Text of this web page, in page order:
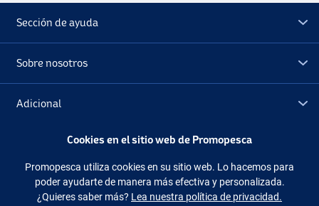
Sección de ayuda
Sobre nosotros
Adicional
Síguenos Facebook Instagram
Cookies en el sitio web de Promopesca
Promopesca utiliza cookies en su sitio web. Lo hacemos para
poder ayudarte de manera más efectiva y personalizada.
¿Quieres saber más? Lea nuestra política de privacidad.